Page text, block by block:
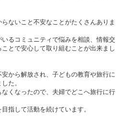
ないこと不安なことがたくさんありま
るコミュニティで悩みを相談、情報交
とで安心して取り組むことが出来まし
から解放され、子どもの教育や旅行に
た。
くなったので、夫婦でどこへ旅行に行
指して活動を続けています。